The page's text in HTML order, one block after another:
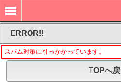
ERROR!!
スパム対策に引っかかっています。
TOPへ